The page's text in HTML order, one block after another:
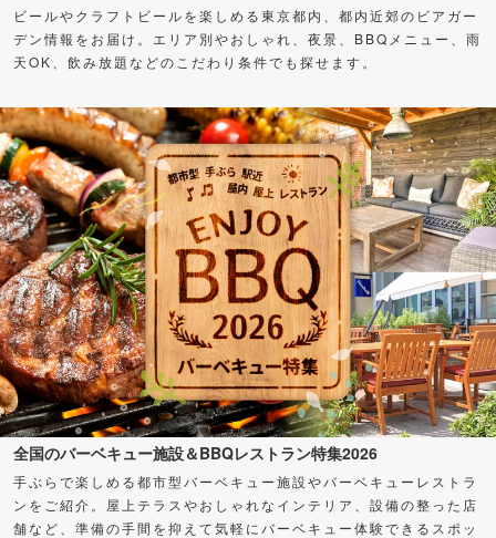
ビールやクラフトビールを楽しめる東京都内、都内近郊のビアガー
デン情報をお届け。エリア別やおしゃれ、夜景、BBQメニュー、雨
天OK、飲み放題などのこだわり条件でも探せます。
全国のバーベキュー施設＆BBQレストラン特集2026
手ぶらで楽しめる都市型バーベキュー施設やバーベキューレストラ
ンをご紹介。屋上テラスやおしゃれなインテリア、設備の整った店
舗など、準備の手間を抑えて気軽にバーベキュー体験できるスポッ